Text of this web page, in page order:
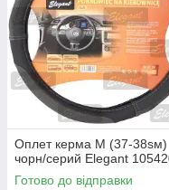
Оплет керма M (37-38sм)
чорн/серий Elegant
Готово до відправки